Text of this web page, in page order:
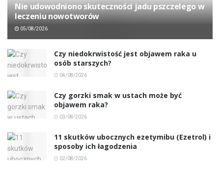
Nie udowodniono skuteczności jadu pszczelego w
leczeniu nowotworów
05/08/2026
Czy niedokrwistość jest objawem raka u
osób starszych?
04/08/2026
Czy gorzki smak w ustach może być
objawem raka?
03/08/2026
11 skutków ubocznych ezetymibu (Ezetrol) i
sposoby ich łagodzenia
02/08/2026